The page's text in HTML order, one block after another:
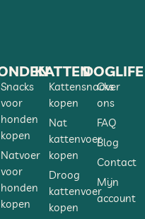
Snacks
voor
honden
kopen
Natvoer
voor
honden
kopen
KATTEN
Kattensnacks
kopen
Nat
kattenvoer
kopen
Droog
kattenvoer
kopen
DOGLIFE
Over
ons
FAQ
Blog
Contact
Mijn
account